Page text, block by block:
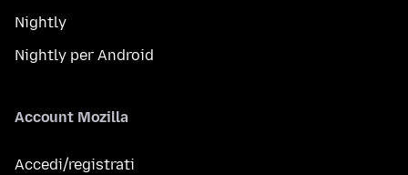
Nightly
Nightly per Android
Account Mozilla
Accedi/registrati